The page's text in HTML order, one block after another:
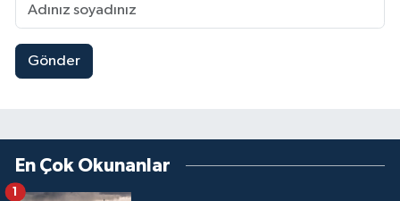
Gönder
En Çok Okunanlar
1